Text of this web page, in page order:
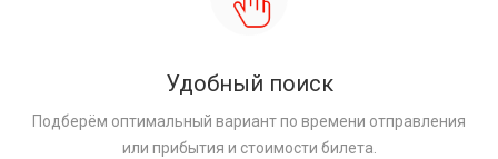
Удобный поиск
Подберём оптимальный вариант по времени отправления
или прибытия и стоимости билета.